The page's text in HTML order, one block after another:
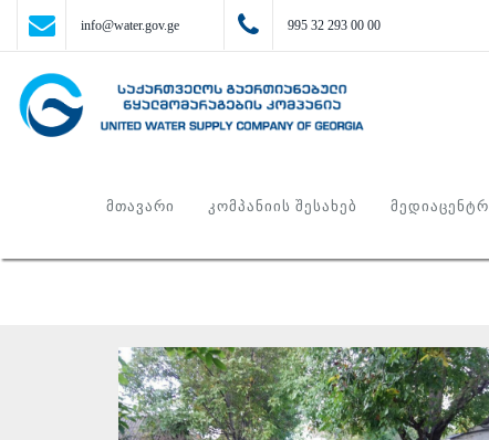
info@water.gov.ge 995 32 293 00 00
ᲛᲗᲐᲕᲐᲠᲘ ᲙᲝᲛᲞᲐᲜᲘᲘᲡ ᲨᲔᲡᲐᲮᲔᲑ